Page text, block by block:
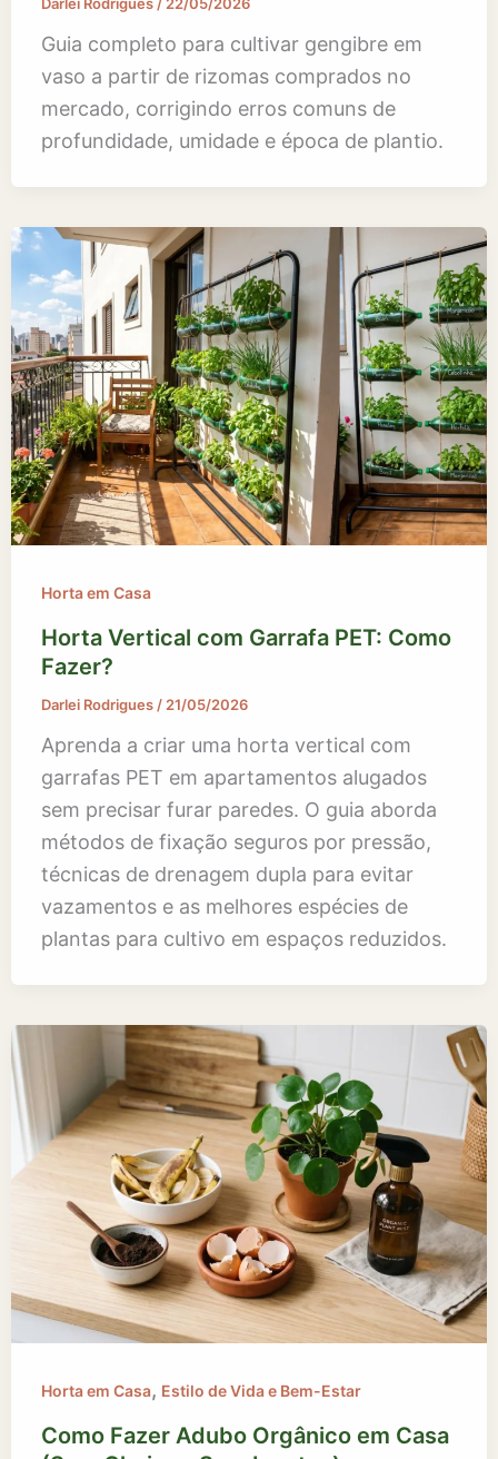
Guia completo para cultivar gengibre em
vaso a partir de rizomas comprados no
mercado, corrigindo erros comuns de
profundidade, umidade e época de plantio.
Horta em Casa
Horta Vertical com Garrafa PET: Como
Fazer?
Darlei Rodrigues / 21/05/2026
Aprenda a criar uma horta vertical com
garrafas PET em apartamentos alugados
sem precisar furar paredes. O guia aborda
métodos de fixação seguros por pressão,
técnicas de drenagem dupla para evitar
vazamentos e as melhores espécies de
plantas para cultivo em espaços reduzidos.
Horta em Casa, Estilo de Vida e Bem-Estar
Como Fazer Adubo Orgânico em Casa